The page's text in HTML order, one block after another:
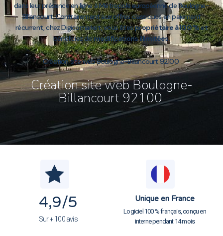
dans leur présence en ligne à Métropole européenne de Boulogne-
Billancourt. Contrairement aux offres classiques en paiement
récurrent, chez Digicomarket, vous êtespropriétaire à 100 %et
bénéficiez demodifications illimitées.
Création site web Boulogne-Billancourt 92100
Création site web Boulogne-
Billancourt 92100
4,9/5
Sur + 100 avis
Unique en France
Logiciel 100 % français, conçu en
interne pendant 14 mois